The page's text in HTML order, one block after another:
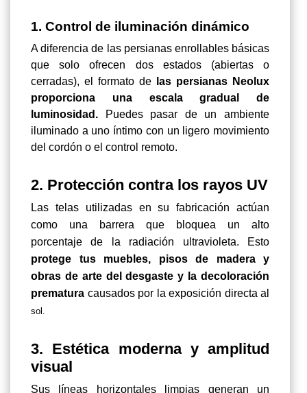
1. Control de iluminación dinámico
A diferencia de las persianas enrollables básicas
que solo ofrecen dos estados (abiertas o
cerradas), el formato de las persianas Neolux
proporciona una escala gradual de
luminosidad. Puedes pasar de un ambiente
iluminado a uno íntimo con un ligero movimiento
del cordón o el control remoto.
2. Protección contra los rayos UV
Las telas utilizadas en su fabricación actúan
como una barrera que bloquea un alto
porcentaje de la radiación ultravioleta. Esto
protege tus muebles,
pisos de madera y
obras de arte del desgaste y la decoloración
prematura causados por la exposición directa al
sol.
3. Estética moderna y amplitud
visual
Sus líneas horizontales limpias generan un